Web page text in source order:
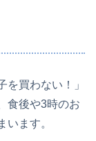
を買わない！」
食後や3時のお
います。